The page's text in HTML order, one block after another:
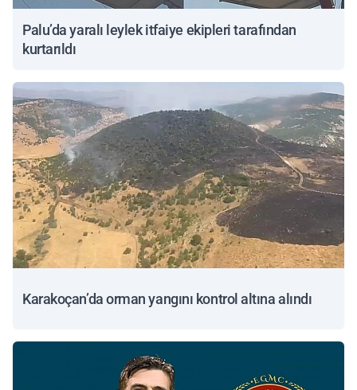
Palu’da yaralı leylek itfaiye ekipleri tarafından
kurtarıldı
Karakoçan’da orman yangını kontrol altına alındı